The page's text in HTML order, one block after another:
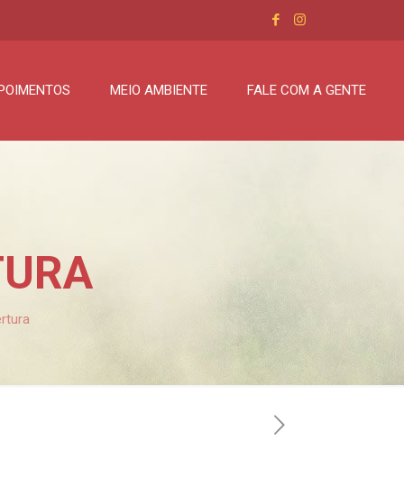
MEIO AMBIENTE FALE COM A GENTE